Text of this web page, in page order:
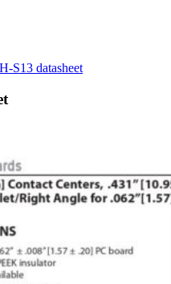
S13 datasheet